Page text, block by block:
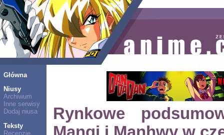
Główna
Niusy
Archiwum
Inne serwisy
Dodaj niusa
Teksty
Recenzje
Rynkowe